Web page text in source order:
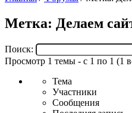
Метка: Делаем
Поиск:
Просмотр 1 темы - с 1 по 1 (1
Тема
Участники
Сообщения